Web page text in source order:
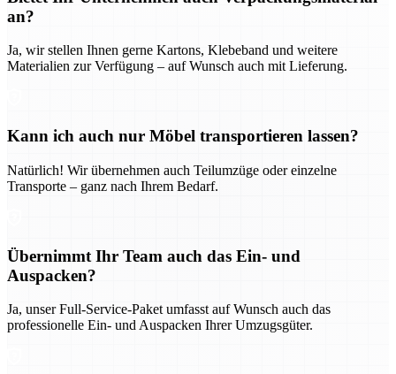
an?
Ja, wir stellen Ihnen gerne Kartons, Klebeband und weitere
Materialien zur Verfügung – auf Wunsch auch mit Lieferung.
Kann ich auch nur Möbel transportieren lassen?
Natürlich! Wir übernehmen auch Teilumzüge oder einzelne
Transporte – ganz nach Ihrem Bedarf.
Übernimmt Ihr Team auch das Ein- und
Auspacken?
Ja, unser Full-Service-Paket umfasst auf Wunsch auch das
professionelle Ein- und Auspacken Ihrer Umzugsgüter.